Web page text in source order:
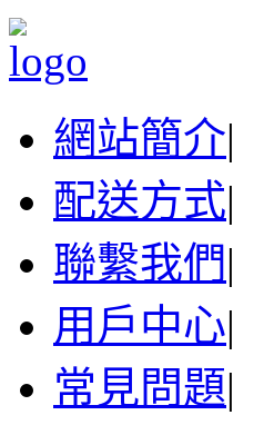
網站簡介|
配送方式|
聯繫我們|
用戶中心|
常見問題|